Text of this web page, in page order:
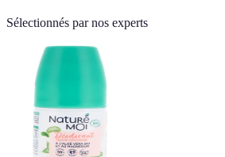
Sélectionnés par nos experts